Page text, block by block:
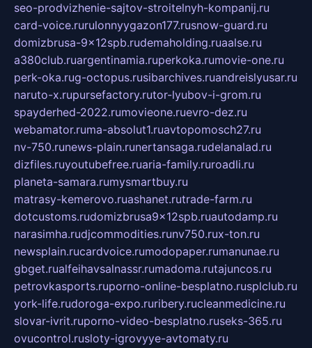
seo-prodvizhenie-sajtov-stroitelnyh-kompanij.ru
card-voice.rurulonnyygazon177.rusnow-guard.ru
domizbrusa-9x12spb.rudemaholding.ruaalse.ru
a380club.ruargentinamia.ruperkoka.rumovie-one.ru
perk-oka.rug-octopus.rusibarchives.ruandreislyusar.ru
naruto-x.rupursefactory.rutor-lyubov-i-grom.ru
spayderhed-2022.rumovieone.ruevro-dez.ru
webamator.ruma-absolut1.ruavtopomosch27.ru
nv-750.runews-plain.runertansaga.rudelanalad.ru
dizfiles.ruyoutubefree.ruaria-family.ruroadli.ru
planeta-samara.rumysmartbuy.ru
matrasy-kemerovo.ruashanet.rutrade-farm.ru
dotcustoms.rudomizbrusa9x12spb.ruautodamp.ru
narasimha.rudjcommodities.runv750.rux-ton.ru
newsplain.rucardvoice.rumodopaper.rumanunae.ru
gbget.rualfeihavsalnassr.rumadoma.rutajuncos.ru
petrovkasports.ruporno-online-besplatno.rusplclub.ru
york-life.rudoroga-expo.ruribery.rucleanmedicine.ru
slovar-ivrit.ruporno-video-besplatno.ruseks-365.ru
ovucontrol.rusloty-igrovyye-avtomaty.ru